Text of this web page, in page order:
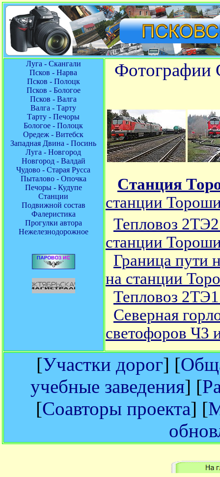
Луга - Скангали
Псков - Нарва
Псков - Полоцк
Псков - Бологое
Псков - Валга
Валга - Тарту
Тарту - Печоры
Бологое - Полоцк
Оредеж - Витебск
Западная Двина - Посинь
Луга - Новгород
Новгород - Валдай
Чудово - Старая Русса
Пыталово - Опочка
Печоры - Кудупе
Станции
Подвижной состав
Фалеристика
Прогулки автора
Нежелезнодорожное
Фотографии
Станция
станции
Тепловоз
станции
Граница
на станции
Тепловоз
Северная
светофоров Ч3
[Участки дорог] [
учебные заведения] [
[Соавторы проекта] [